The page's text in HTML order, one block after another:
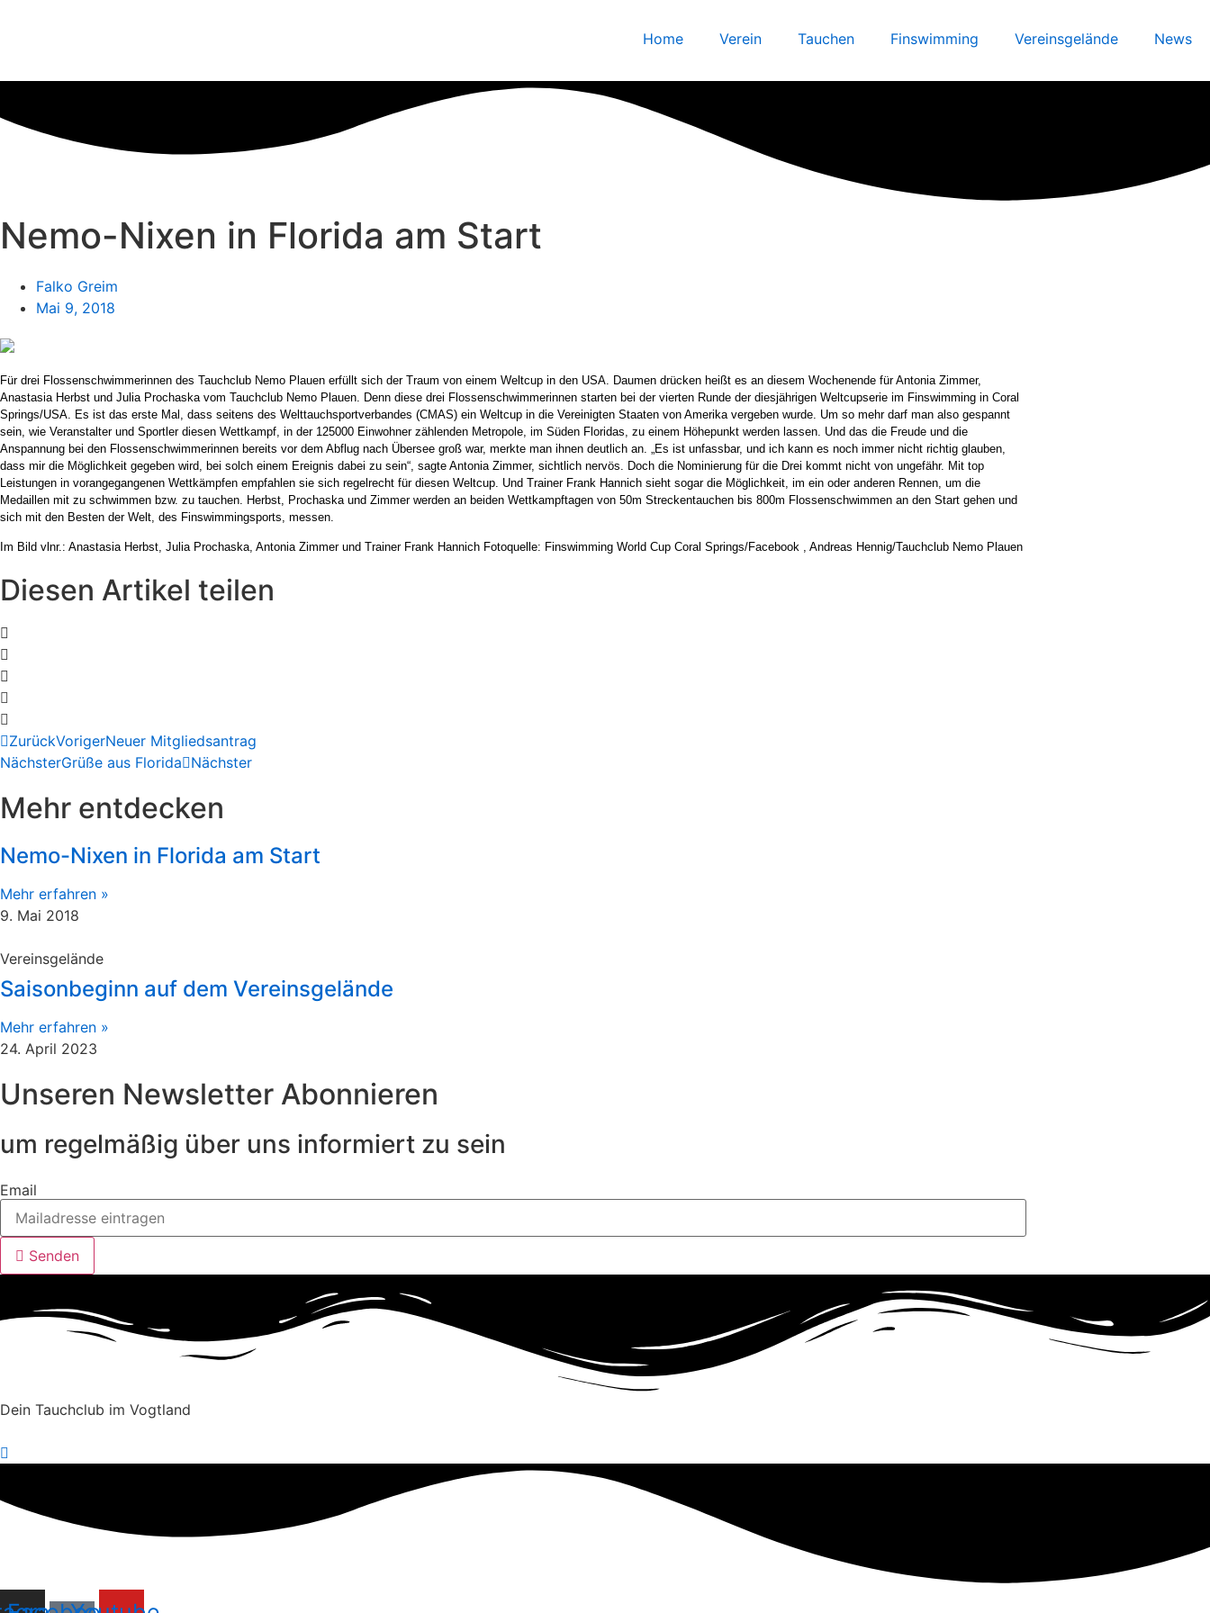
Home Verein Tauchen Finswimming Vereinsgelände News
Nemo-Nixen in Florida am Start
Falko Greim
Mai 9, 2018
Für drei Flossenschwimmerinnen des Tauchclub Nemo Plauen erfüllt sich der Traum von einem Weltcup in den USA. Daumen drücken heißt es an diesem Wochenende für Antonia Zimmer,
Anastasia Herbst und Julia Prochaska vom Tauchclub Nemo Plauen. Denn diese drei Flossenschwimmerinnen starten bei der vierten Runde der diesjährigen Weltcupserie im Finswimming in Coral
Springs/USA. Es ist das erste Mal, dass seitens des Welttauchsportverbandes (CMAS) ein Weltcup in die Vereinigten Staaten von Amerika vergeben wurde. Um so mehr darf man also gespannt
sein, wie Veranstalter und Sportler diesen Wettkampf, in der 125000 Einwohner zählenden Metropole, im Süden Floridas, zu einem Höhepunkt werden lassen. Und das die Freude und die
Anspannung bei den Flossenschwimmerinnen bereits vor dem Abflug nach Übersee groß war, merkte man ihnen deutlich an. „Es ist unfassbar, und ich kann es noch immer nicht richtig glauben,
dass mir die Möglichkeit gegeben wird, bei solch einem Ereignis dabei zu sein“, sagte Antonia Zimmer, sichtlich nervös. Doch die Nominierung für die Drei kommt nicht von ungefähr. Mit top
Leistungen in vorangegangenen Wettkämpfen empfahlen sie sich regelrecht für diesen Weltcup. Und Trainer Frank Hannich sieht sogar die Möglichkeit, im ein oder anderen Rennen, um die
Medaillen mit zu schwimmen bzw. zu tauchen. Herbst, Prochaska und Zimmer werden an beiden Wettkampftagen von 50m Streckentauchen bis 800m Flossenschwimmen an den Start gehen und
sich mit den Besten der Welt, des Finswimmingsports, messen.
Im Bild vlnr.: Anastasia Herbst, Julia Prochaska, Antonia Zimmer und Trainer Frank Hannich Fotoquelle: Finswimming World Cup Coral Springs/Facebook , Andreas Hennig/Tauchclub Nemo Plauen
Diesen Artikel teilen
ZurückVorigerNeuer Mitgliedsantrag
NächsterGrüße aus Florida Nächster
Mehr entdecken
Nemo-Nixen in Florida am Start
Mehr erfahren »
9. Mai 2018
Vereinsgelände
Saisonbeginn auf dem Vereinsgelände
Mehr erfahren »
24. April 2023
Unseren Newsletter Abonnieren
um regelmäßig über uns informiert zu sein
Email
Senden
Dein Tauchclub im Vogtland